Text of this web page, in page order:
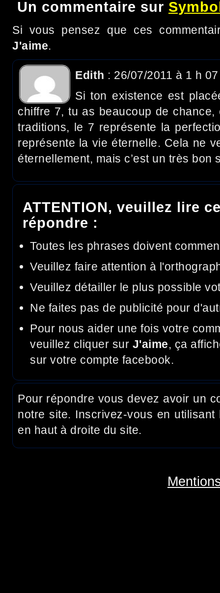
Un commentaire sur
Si vous pensez que ces
J'aime.
Edith : 26/07/2011 à 1 h
Si ton existence est
chiffre 7, tu as beaucoup de
traditions, le 7 représente la
représente la vie éternelle. Cela ne
éternellement, mais c’est un très bon
ATTENTION, veuillez lire
répondre :
Toutes les phrases doivent
Veuillez faire attention à
Veuillez détailler le plus possible
Ne faites pas de publicité pour
Pour nous aider une fois votre
veuillez cliquer sur J'aime, ça
sur votre compte facebook.
Pour répondre vous devez avoir un
notre site. Inscrivez-vous en
en haut à droite du site.